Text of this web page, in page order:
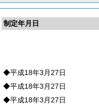
制定年月日
◆平成18年3月27日
◆平成18年3月27日
◆平成18年3月27日